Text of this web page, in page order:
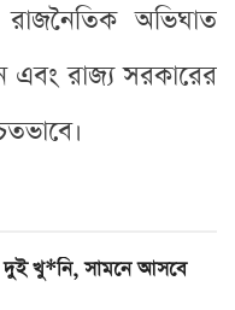
রাজনৈতিক অভিঘাত
এবং রাজ্য সরকারের
দুই খু*নি, সামনে আসবে